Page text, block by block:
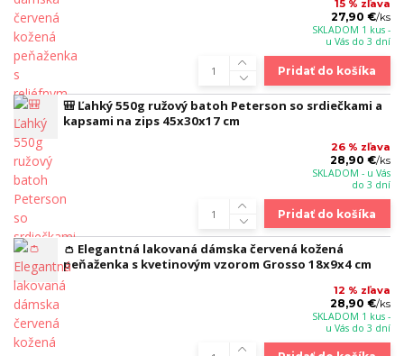
15 % zľava
27,90 €/ks
SKLADOM 1 kus -
u Vás do 3 dní
Pridať do košíka
🎒 Ľahký 550g ružový batoh Peterson so srdiečkami a
kapsami na zips 45x30x17 cm
26 % zľava
28,90 €/ks
SKLADOM - u Vás
do 3 dní
Pridať do košíka
👛 Elegantná lakovaná dámska červená kožená
peňaženka s kvetinovým vzorom Grosso 18x9x4 cm
12 % zľava
28,90 €/ks
SKLADOM 1 kus -
u Vás do 3 dní